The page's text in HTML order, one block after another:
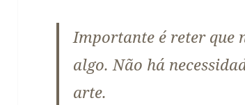
Importante é reter que
algo. Não há
arte.